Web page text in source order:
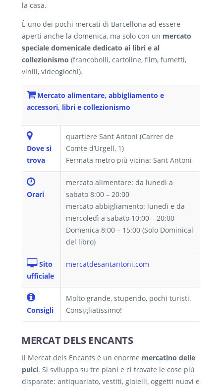
la casa.
È uno dei pochi mercati di Barcellona ad essere
aperti anche la domenica, ma solo con un mercato
speciale domenicale dedicato ai libri e al
collezionismo (francobolli, cartoline, film, fumetti,
vinili, videogiochi).
Mercato alimentare, abbigliamento e
accessori, libri e collezionismo
Dove si
trova
quartiere Sant Antoni (Carrer de
Comte d’Urgell, 1)
Fermata metro più vicina: Sant Antoni
Orari
mercato alimentare: da lunedì a
sabato 8:00 – 20:00
mercato abbigliamento: lunedì e da
mercoledì a sabato 10:00 – 20:00
Domenica 8:00 – 15:00 (Solo Dominical
del libro)
Sito
ufficiale
mercatdesantantoni.com
Consigli
Molto grande, stupendo, pochi turisti.
Consigliatissimo!
MERCAT DELS ENCANTS
Il Mercat dels Encants è un enorme mercatino delle
pulci. Si sviluppa su tre piani e ci trovate le cose più
disparate: antiquariato, vestiti, gioielli, oggetti nuovi e